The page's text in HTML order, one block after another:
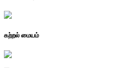
கற்றல் மையம்